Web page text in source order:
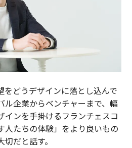
をどうデザインに落とし込んで
ル企業からベンチャーまで、幅
インを手掛けるフランチェスコ
人たちの体験」をより良いもの
だと話す。